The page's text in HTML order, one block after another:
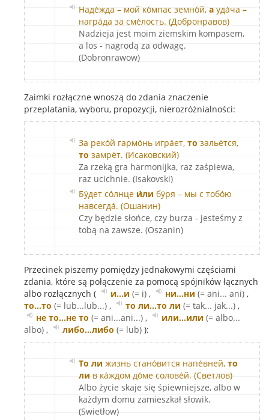
Наде́жда – мой ко́мпас земно́й, а уда́ча –
награ́да за сме́лость. (Добронравов)
Nadzieja jest moim ziemskim kompasem,
a los - nagrodą za odwagę.
(Dobronrawow)
Zaimki rozłączne wnoszą do zdania znaczenie
przeplatania, wyboru, propozycji, nierozróżnialności:
За реко́й гармо́нь игра́ет, то зальётся,
то замрёт. (Исаковский)
Za rzeką gra harmonijka, raz zaśpiewa,
raz ucichnie. (Isakovski)
Бу́дет со́лнце и́ли бу́ря – мы с тобо́ю
навсегда́. (Ошанин)
Czy będzie słońce, czy burza - jesteśmy z
tobą na zawsze. (Oszanin)
Przecinek piszemy pomiędzy jednakowymi częściami
zdania, które są połączenie za pomocą spójników łącznych
albo rozłącznych (
и...и (= i) , ни…ни (= ani... ani) ,
то…то (= lub...lub...) , то ли…то ли (= tak... jak...) ,
не то…не то (= ani...ani...) , или…или (= albo...
albo) , либо…либо (= lub) ):
То ли жизнь стано́вится напе́вней, то
ли в ка́ждом до́ме солове́й. (Светлов)
Albo życie skaje się śpiewniejsze, albo w
każdym domu zamieszkał słowik.
(Swietłow)